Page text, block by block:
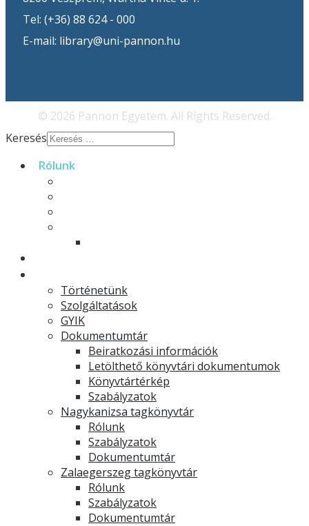
Tel: (+36) 88 624 - 000
E-mail: library@uni-pannon.hu
© 2026 Pannon Egyetem. All Rights Reserved.
Keresés
Rólunk
Történetünk
Szolgáltatások
GYIK
Dokumentumtár
Beiratkozási információk
Letölthető könyvtári dokumentumok
Könyvtártérkép
Szabályzatok
Nagykanizsa tagkönyvtár
Rólunk
Szabályzatok
Dokumentumtár
Zalaegerszeg tagkönyvtár
Rólunk
Szabályzatok
Dokumentumtár